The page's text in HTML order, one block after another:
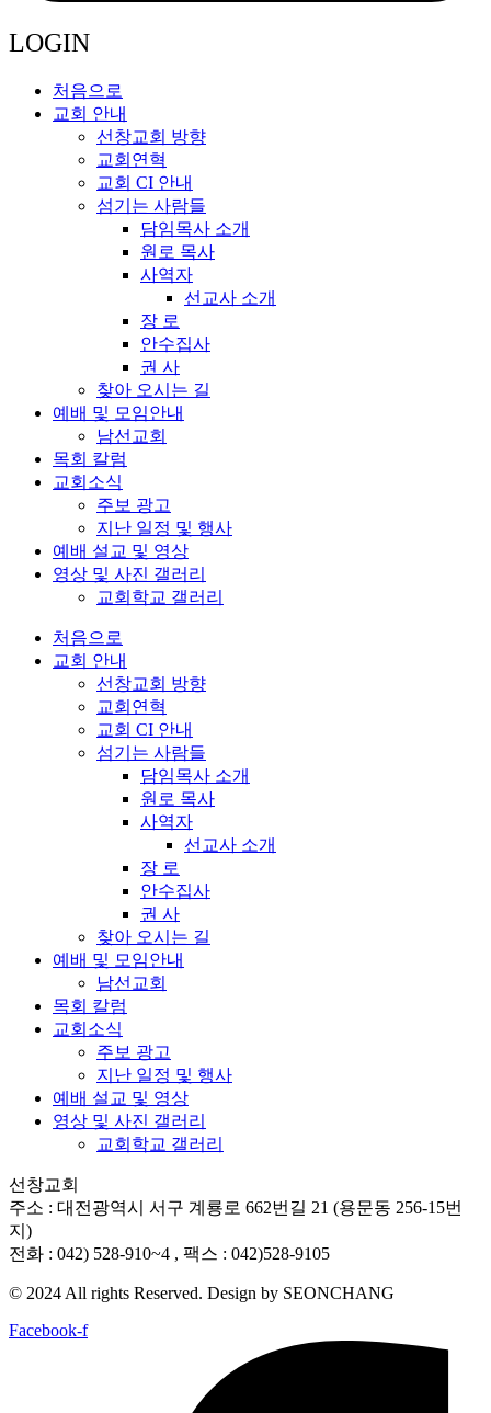
LOGIN
처음으로
교회 안내
선창교회 방향
교회연혁
교회 CI 안내
섬기는 사람들
담임목사 소개
원로 목사
사역자
선교사 소개
장 로
안수집사
권 사
찾아 오시는 길
예배 및 모임안내
남선교회
목회 칼럼
교회소식
주보 광고
지난 일정 및 행사
예배 설교 및 영상
영상 및 사진 갤러리
교회학교 갤러리
처음으로
교회 안내
선창교회 방향
교회연혁
교회 CI 안내
섬기는 사람들
담임목사 소개
원로 목사
사역자
선교사 소개
장 로
안수집사
권 사
찾아 오시는 길
예배 및 모임안내
남선교회
목회 칼럼
교회소식
주보 광고
지난 일정 및 행사
예배 설교 및 영상
영상 및 사진 갤러리
교회학교 갤러리
선창교회
주소 : 대전광역시 서구 계룡로 662번길 21 (용문동 256-15번
지)
전화 : 042) 528-910~4 , 팩스 : 042)528-9105
© 2024 All rights Reserved. Design by SEONCHANG
Facebook-f